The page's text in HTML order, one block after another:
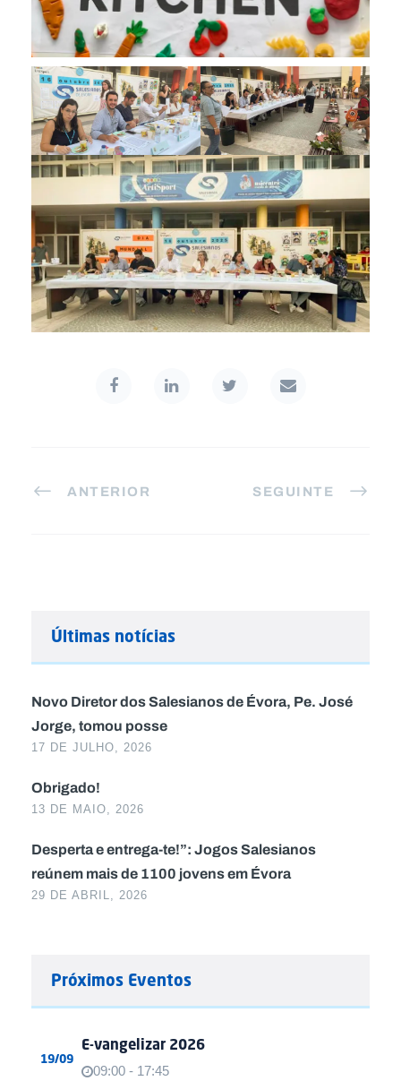
ANTERIOR SEGUINTE
Últimas notícias
Novo Diretor dos Salesianos de Évora, Pe. José
Jorge, tomou posse
17 DE JULHO, 2026
Obrigado!
13 DE MAIO, 2026
Desperta e entrega-te!”: Jogos Salesianos
reúnem mais de 1100 jovens em Évora
29 DE ABRIL, 2026
Próximos Eventos
19/09
E-vangelizar 2026
09:00 - 17:45